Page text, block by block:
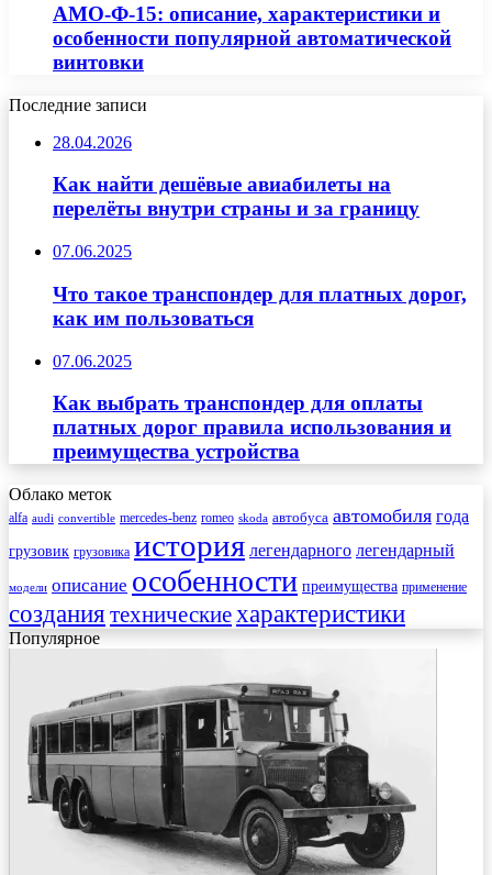
АМО-Ф-15: описание, характеристики и
особенности популярной автоматической
винтовки
Последние записи
28.04.2026
Как найти дешёвые авиабилеты на
перелёты внутри страны и за границу
07.06.2025
Что такое транспондер для платных дорог,
как им пользоваться
07.06.2025
Как выбрать транспондер для оплаты
платных дорог правила использования и
преимущества устройства
Облако меток
alfa audi convertible mercedes-benz romeo skoda автобуса автомобиля года
грузовик грузовика история легендарного легендарный
модели описание особенности преимущества применение
создания техническиехарактеристики
Популярное